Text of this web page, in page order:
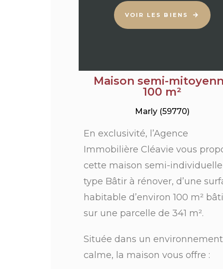
Maison semi-
100 m²
Marly (59770)
En exclusivité, l’Agence
Immobilière Cléavie vous
cette maison semi-individuelle
type Bâtir à rénover, d’une
habitable d’environ 100 m²
sur une parcelle de 341 m².
Située dans un environnement
calme, la maison vous offre :
VOIR LES BIENS